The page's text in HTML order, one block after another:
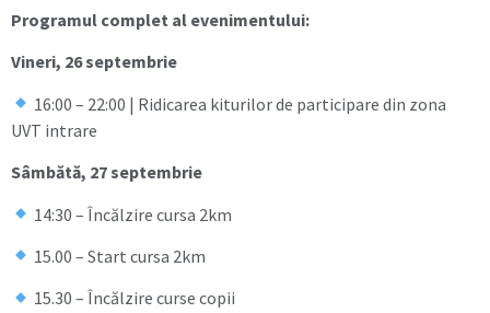
Programul complet al evenimentului:
Vineri, 26 septembrie
16:00 – 22:00 | Ridicarea kiturilor de participare din zona
UVT intrare
Sâmbătă, 27 septembrie
14:30 – Încălzire cursa 2km
15.00 – Start cursa 2km
15.30 – Încălzire curse copii